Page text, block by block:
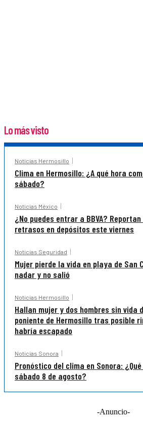
Lo más visto
Noticias Hermosillo
Clima en Hermosillo: ¿A qué hora
sábado?
Noticias México
¿No puedes entrar a BBVA?
retrasos en depósitos este viernes
Noticias Seguridad
Mujer pierde la vida en playa de San
nadar y no salió
Noticias Hermosillo
Hallan mujer y dos hombres sin vida
poniente de Hermosillo tras posible
habría escapado
Noticias Sonora
Pronóstico del clima en Sonora:
sábado 8 de agosto?
-Anuncio-